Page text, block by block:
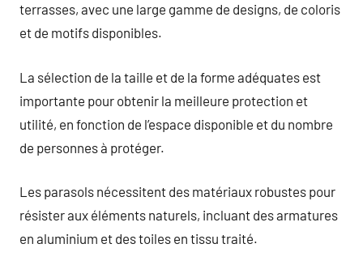
terrasses, avec une large gamme de designs, de coloris
et de motifs disponibles.
La sélection de la taille et de la forme adéquates est
importante pour obtenir la meilleure protection et
utilité, en fonction de l’espace disponible et du nombre
de personnes à protéger.
Les parasols nécessitent des matériaux robustes pour
résister aux éléments naturels, incluant des armatures
en aluminium et des toiles en tissu traité.